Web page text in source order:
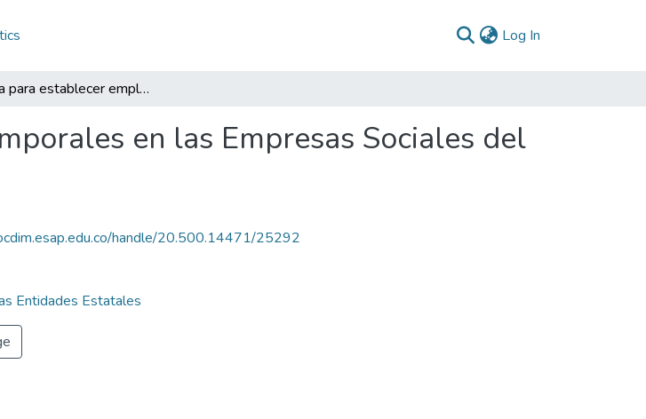
Log In
Guía para establecer empleos temporales en las Empresas Sociales del Estado E.S.E
en las Empresas Sociales del
handle/20.500.14471/25292
Entidades Estatales